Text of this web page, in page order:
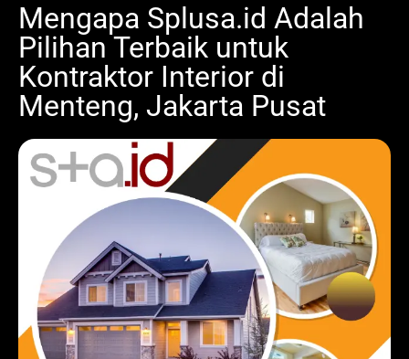
Mengapa Splusa.id Adalah
Pilihan Terbaik untuk
Kontraktor Interior di
Menteng, Jakarta Pusat